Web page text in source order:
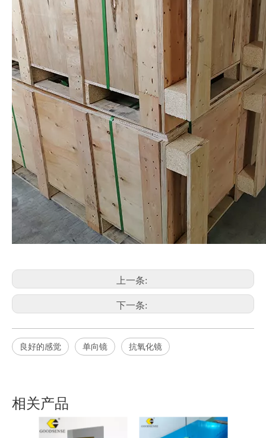
上一条:
下一条:
良好的感觉 单向镜 抗氧化镜
相关产品